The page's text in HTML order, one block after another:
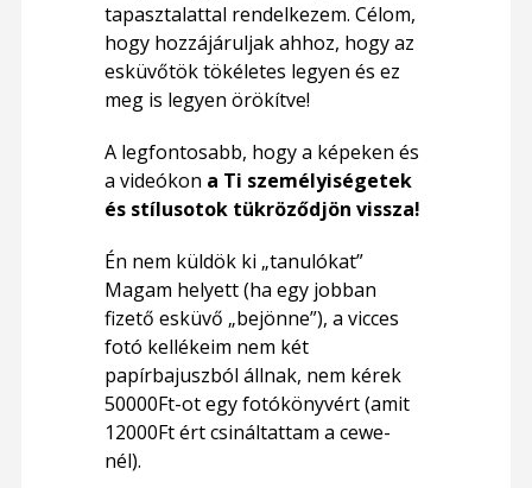
tapasztalattal rendelkezem. Célom,
hogy hozzájáruljak ahhoz, hogy az
esküvőtök tökéletes legyen és ez
meg is legyen örökítve!
A legfontosabb, hogy a képeken és
a videókon a Ti személyiségetek
és stílusotok tükröződjön vissza!
Én nem küldök ki „tanulókat”
Magam helyett (ha egy jobban
fizető esküvő „bejönne”), a vicces
fotó kellékeim nem két
papírbajuszból állnak, nem kérek
50000Ft-ot egy fotókönyvért (amit
12000Ft ért csináltattam a cewe-
nél).